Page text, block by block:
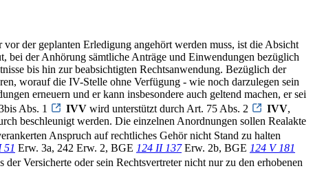
der geplanten Erledigung angehört werden muss, ist die Absicht
bei der Anhörung sämtliche Anträge und Einwendungen bezüglich
bis hin zur beabsichtigten Rechtsanwendung. Bezüglich der
worauf die IV-Stelle ohne Verfügung - wie noch darzulegen sein
erneuern und er kann insbesondere auch geltend machen, er sei
Abs. 1
IVV wird unterstützt durch Art. 75 Abs. 2 IVV,
beschleunigt werden. Die einzelnen Anordnungen sollen Realakte
Anspruch auf rechtliches Gehör nicht Stand zu halten
51 Erw. 3a, 242 Erw. 2, BGE 124 II 137Erw. 2b, BGE 124 V 181
Versicherte oder sein Rechtsvertreter nicht nur zu den erhobenen